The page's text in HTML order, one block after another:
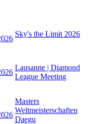
Sky's the Limit 2026
Lausanne | Diamond
League Meeting
Masters
Weltmeisterschaften
Daegu